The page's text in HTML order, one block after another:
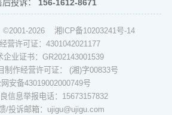
后投诉： 156-1612-8671
©2001-2026 湘ICP备10203241号-14
营许可证：4301042021177
企业证书：GR202143001539
制作经营许可证： (湘)字00833号
安备43019002000749号
信息举报电话：15673157832
/投诉邮箱：ujigu@ujigu.com